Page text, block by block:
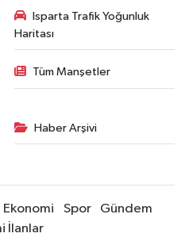
Isparta Trafik Yoğunluk
Haritası
Tüm Manşetler
Haber Arşivi
Ekonomi Spor
Gündem
İlanlar